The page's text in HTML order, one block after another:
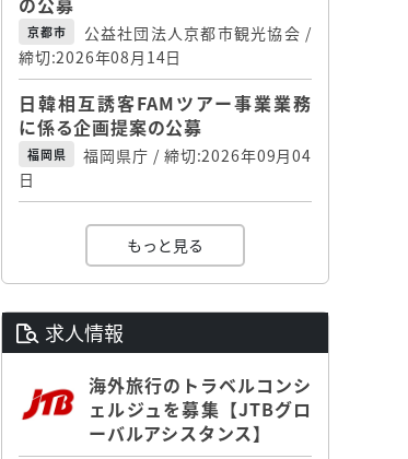
京都市
公益社団法人京都市観光協会 /
締切:2026年08月14日
日韓相互誘客FAMツアー事業業務
に係る企画提案の公募
福岡県
福岡県庁 / 締切:2026年09月04
日
もっと見る
求人情報
海外旅行のトラベルコンシ
ェルジュを募集【JTBグロ
ーバルアシスタンス】